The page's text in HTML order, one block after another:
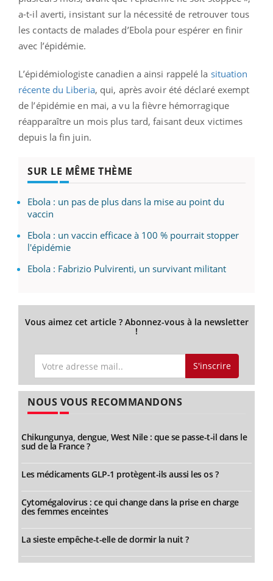
a-t-il averti, insistant sur la nécessité de retrouver tous
les contacts de malades d’Ebola pour espérer en finir
avec l’épidémie.
L’épidémiologiste canadien a ainsi rappelé la situation
récente du Liberia, qui, après avoir été déclaré exempt
de l’épidémie en mai, a vu la fièvre hémorragique
réapparaître un mois plus tard, faisant deux victimes
depuis la fin juin.
SUR LE MÊME THÈME
Ebola : un pas de plus dans la mise au point du
vaccin
Ebola : un vaccin efficace à 100 % pourrait stopper
l'épidémie
Ebola : Fabrizio Pulvirenti, un survivant militant
Vous aimez cet article ? Abonnez-vous à la newsletter
!
S'inscrire
NOUS VOUS RECOMMANDONS
Chikungunya, dengue, West Nile : que se passe-t-il dans le
sud de la France ?
Les médicaments GLP-1 protègent-ils aussi les os ?
Cytomégalovirus : ce qui change dans la prise en charge
des femmes enceintes
La sieste empêche-t-elle de dormir la nuit ?